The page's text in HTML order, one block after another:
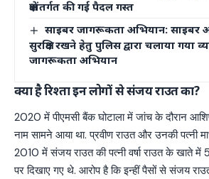
क्षेत्रांतर्गत की गई पैदल गस्त
साइबर जागरूकता अभियान: साइबर
सुरक्षित रखने हेतु पुलिस द्वारा चलाया गया
जागरूकता अभियान
क्या है रिश्ता इन लोगों से संजय राउत का?
2020 में पीएमसी बैंक घोटाला में जांच के दौरान
नाम सामने आया था. प्रवीण राउत और उनकी पत्नी
2010 में संजय राउत की पत्नी वर्षा राउत के खाते
पर दिखाए गए थे. आरोप है कि इन्हीं पैसों से संजय